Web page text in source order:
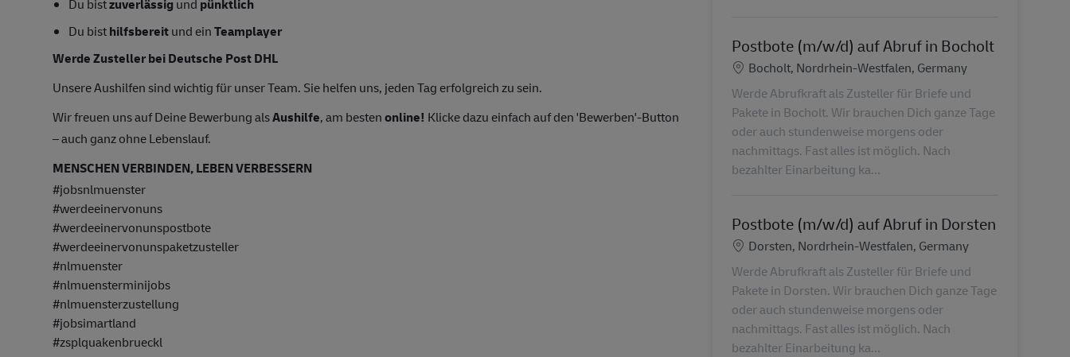
Du bistzuverlässig und pünktlich
Du bisthilfsbereitund einTeamplayer
Werde Zusteller bei Deutsche Post DHL
Unsere Aushilfen sind wichtig für unser Team. Sie helfen uns, jeden Tag erfolgreich zu sein.
Wir freuen uns auf Deine Bewerbung alsAushilfe, am bestenonline! Klicke dazu einfach auf den 'Bewerben'-Button
– auch ganz ohne Lebenslauf.
MENSCHEN VERBINDEN, LEBEN VERBESSERN
#jobsnlmuenster
#werdeeinervonuns
#werdeeinervonunspostbote
#werdeeinervonunspaketzusteller
#nlmuenster
#nlmuensterminijobs
#nlmuensterzustellung
#jobsimartland
#zsplquakenbrueckl
Postbote (m/w/d) auf Abruf in Bocholt
Lokalizacja
Bocholt, Nordrhein-Westfalen, Germany
Werde Abrufkraft als Zusteller für Briefe und
Pakete in Bocholt. Wir brauchen Dich ganze Tage
oder auch stundenweise morgens oder
nachmittags. Fast alles ist möglich. Nach
bezahlter Einarbeitung ka...
Postbote (m/w/d) auf Abruf in Dorsten
Lokalizacja
Dorsten, Nordrhein-Westfalen, Germany
Werde Abrufkraft als Zusteller für Briefe und
Pakete in Dorsten. Wir brauchen Dich ganze Tage
oder auch stundenweise morgens oder
nachmittags. Fast alles ist möglich. Nach
bezahlter Einarbeitung ka...